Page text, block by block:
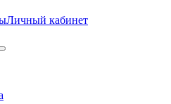
Личный кабинет